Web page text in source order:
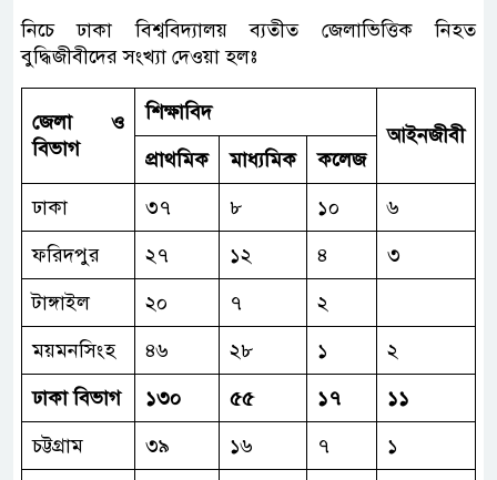
নিচে ঢাকা বিশ্ববিদ্যালয় ব্যতীত জেলাভিত্তিক নিহত
বুদ্ধিজীবীদের সংখ্যা দেওয়া হলঃ
জেলা
ও
বিভাগ
শিক্ষাবিদ
আইনজীবী
প্রাথমিক
মাধ্যমিক
কলেজ
ঢাকা
৩৭ ৮ ১০
৬
ফরিদপুর
২৭ ১২ ৪
৩
টাঙ্গাইল
২০ ৭
২
ময়মনসিংহ
৪৬ ২৮ ১
২
ঢাকা বিভাগ ১৩০ ৫৫ ১৭
১১
চট্টগ্রাম
৩৯ ১৬ ৭
১